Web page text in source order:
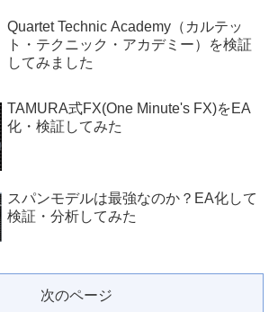
Quartet Technic Academy（カルテッ
ト・テクニック・アカデミー）を検証
してみました
TAMURA式FX(One Minute's FX)をEA
化・検証してみた
スパンモデルは最強なのか？EA化して
検証・分析してみた
次のページ